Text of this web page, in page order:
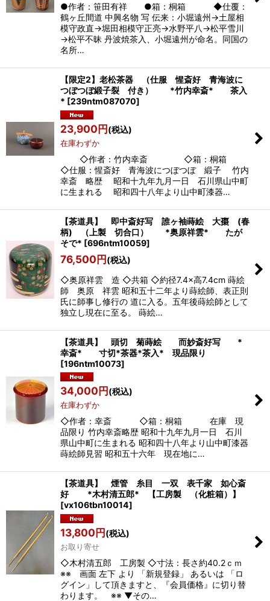
●作者：笹田有祥 ●箱：桐箱 ◆仕覆：
鶴ヶ丘間道 中興名物 写 伝来：小堀遠州→土屋相
模守政直→堀田相模守正亮→水野平八→松平雪川
→松平不昧 丹波焼茶入、小堀遠州が命名。同国の
名所…
【限定2】老松茶器 （仕服 惺斎好 青海波に
つぼつぼ緞子裂 付き） *竹内幸斎* 茶入
* [239ntm087070]
23,900円(税込)
在庫わずか
◇作者：竹内幸斎 ◇箱：桐箱
◇仕服：惺斎好 青海波につぼつぼ 緞子 竹内
幸斎 略歴 昭和十九年九月一日 石川県山中町
に生まれる 昭和四十八年より山中町漆器…
【茶道具】 即中斎好写 誰ヶ袖蒔絵 大棗 (春
柄) （上製 切合口） *奥原祥雲* たが
そで* [696ntm10059]
76,500円(税込)
◇奥原祥雲 造 ◇共箱 ◇約径7.4×高7.4cm 蒔絵
師 奥原 祥雲 昭和五十二年より蒔絵師、表正則
氏に師事し修行の 道に入る。五年後蒔絵師として
独立し現在に至る。 蒔絵…
【茶道具】 頭切 菊蒔絵 而妙斎好写 *
幸斎* 寸切*茶器*茶入* 現品限り
[196ntm10073]
34,000円(税込)
在庫わずか
◇作者：幸斎 ◇箱：桐箱 在庫 現
品限り 竹内幸斎略歴 昭和十九年九月一日 石川
県山中町に生まれる 昭和四十八年より山中町漆器
蒔絵師見習 昭和五十六年 現在地に…
【茶道具】 煙管 糸目 一双 表千家 如心斎
好 *木村清五郎* 【工房製 （化粧箱）】
[vx106tbn10014]
13,800円(税込)
お取り寄せ
◇木村清五郎 工房製 ◇寸法：長さ約40.2ｃｍ
※※ 画面 左下 より 「新規登録」 あるいは 「ロ
グイン」して頂きますと、『会員価格』に切り替
わります。 ※※ ▼その…